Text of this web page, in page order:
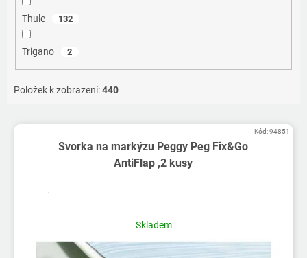
Thule 132
Trigano 2
Položek k zobrazení:440
Svorka na markýzu Peggy Peg Fix&Go
AntiFlap ,2 kusy
Skladem
Kód:94851